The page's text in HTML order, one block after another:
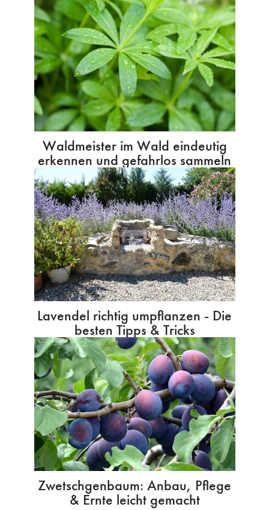
Waldmeister im Wald eindeutig
erkennen und gefahrlos sammeln
Lavendel richtig umpflanzen - Die
besten Tipps & Tricks
Zwetschgenbaum: Anbau, Pflege
& Ernte leicht gemacht